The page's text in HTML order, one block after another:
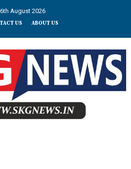
6th August 2026
US ABOUT US